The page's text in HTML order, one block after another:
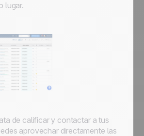
lugar.
de calificar y contactar a tus
aprovechar directamente las